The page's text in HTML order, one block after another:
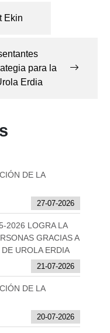
Ekin
para la
Erdia
DE LA
27-07-2026
2026 LOGRA LA
GRACIAS A
UROLA ERDIA
21-07-2026
DE LA
20-07-2026